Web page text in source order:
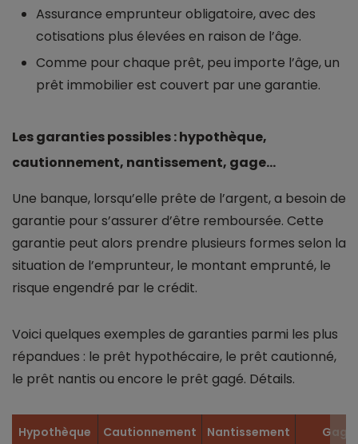
Assurance emprunteur obligatoire, avec des
cotisations plus élevées en raison de l’âge.
Comme pour chaque prêt, peu importe l’âge, un
prêt immobilier est couvert par une garantie.
Les garanties possibles : hypothèque,
cautionnement, nantissement, gage…
Une banque, lorsqu’elle prête de l’argent, a besoin de
garantie pour s’assurer d’être remboursée. Cette
garantie peut alors prendre plusieurs formes selon la
situation de l’emprunteur, le montant emprunté, le
risque engendré par le crédit.
Voici quelques exemples de garanties parmi les plus
répandues : le prêt hypothécaire, le prêt cautionné,
le prêt nantis ou encore le prêt gagé. Détails.
Hypothèque Cautionnement Nantissement Gage